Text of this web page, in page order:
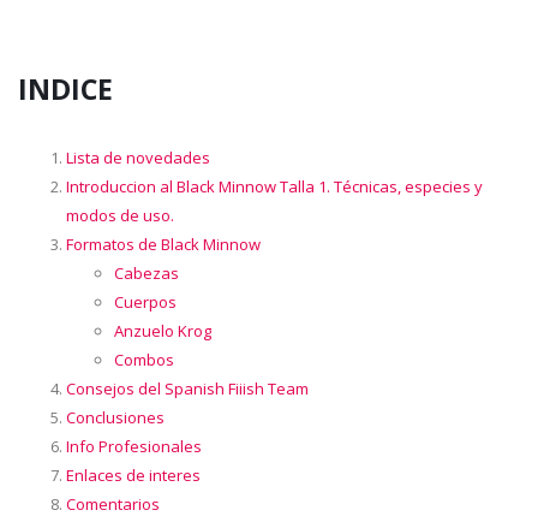
INDICE
Lista de novedades
Introduccion al Black Minnow Talla 1. Técnicas, especies y
modos de uso.
Formatos de Black Minnow
Cabezas
Cuerpos
Anzuelo Krog
Combos
Consejos del Spanish Fiiish Team
Conclusiones
Info Profesionales
Enlaces de interes
Comentarios